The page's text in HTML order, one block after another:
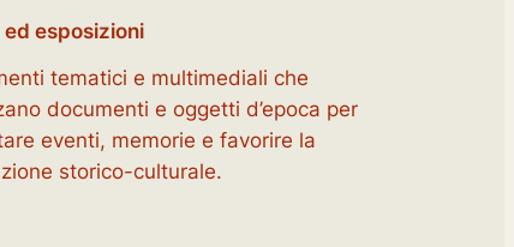
ed esposizioni
tematici e multimediali che
documenti e oggetti d’epoca per
eventi, memorie e favorire la
storico-culturale.